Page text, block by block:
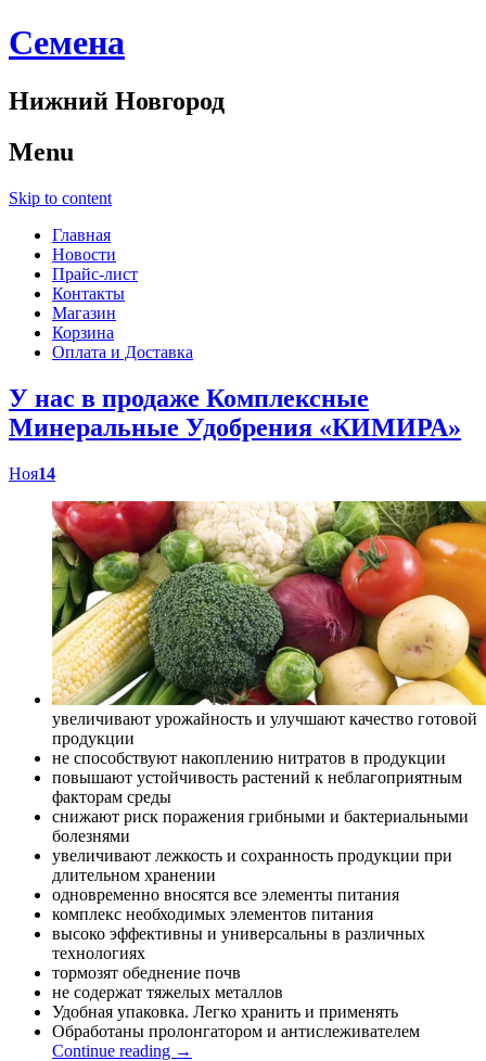
Cемена
Нижний Новгород
Menu
Skip to content
Главная
Новости
Прайс-лист
Контакты
Магазин
Корзина
Оплата и Доставка
У нас в продаже Комплексные
Минеральные Удобрения «КИМИРА»
Ноя14
увеличивают урожайность и улучшают качество готовой
продукции
не способствуют накоплению нитратов в продукции
повышают устойчивость растений к неблагоприятным
факторам среды
снижают риск поражения грибными и бактериальными
болезнями
увеличивают лежкость и сохранность продукции при
длительном хранении
одновременно вносятся все элементы питания
комплекс необходимых элементов питания
высоко эффективны и универсальны в различных
технологиях
тормозят обеднение почв
не содержат тяжелых металлов
Удобная упаковка. Легко хранить и применять
Обработаны пролонгатором и антислеживателем
Continue reading →